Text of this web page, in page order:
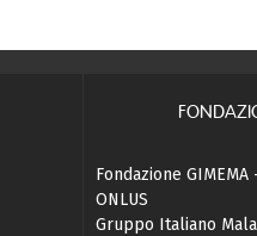
Fondazione
ONLUS
Gruppo Italiano